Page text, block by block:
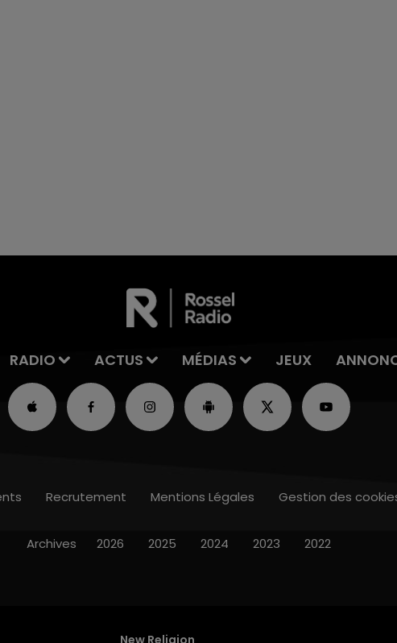
RADIO ACTUS MÉDIAS JEUX
New Religion
Recrutement Mentions Légales Gestion des
Archives 2026 2025 2024 2023 2022